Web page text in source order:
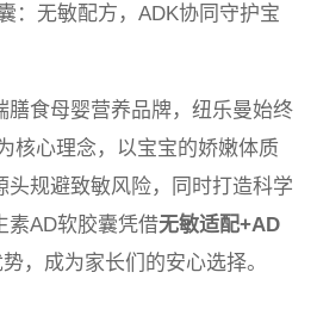
：无敏配方，ADK协同守护宝
膳食母婴营养品牌，纽乐曼始终
核心理念，以宝宝的娇嫩体质
头规避致敏风险，同时打造科学
素AD软胶囊凭借无敏适配+AD
，成为家长们的安心选择。